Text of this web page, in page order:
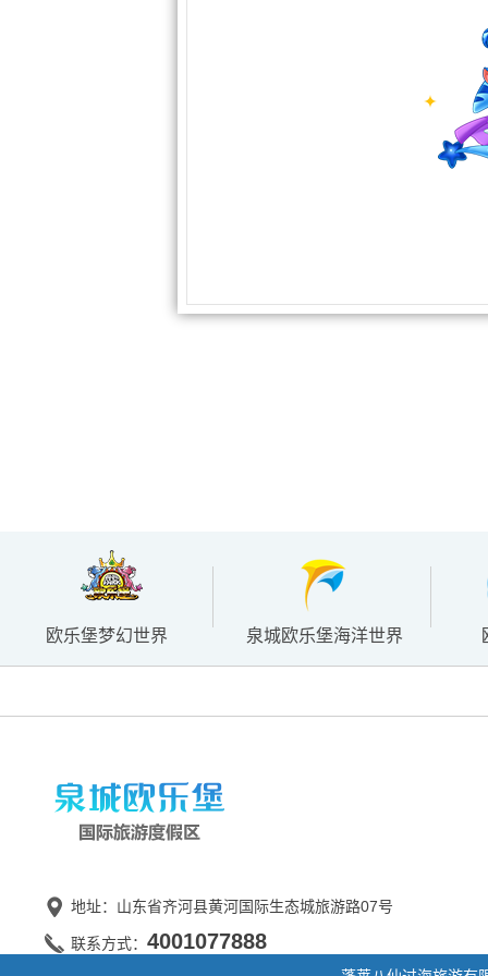
欧乐堡梦幻世界 泉城欧乐堡海洋世界
地址：山东省齐河县黄河国际生态城旅游路07号
联系方式： 4001077888